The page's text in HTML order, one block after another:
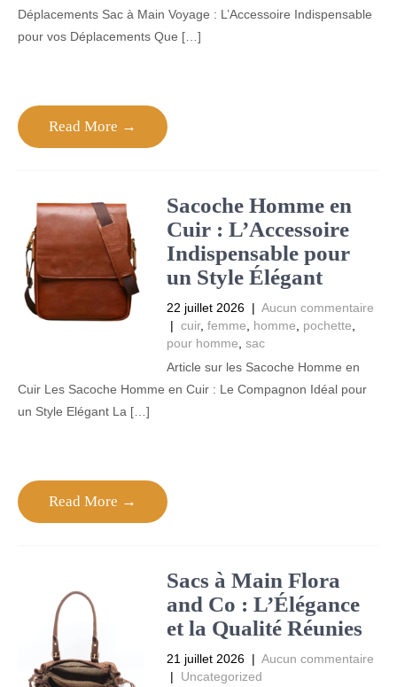
Déplacements Sac à Main Voyage : L’Accessoire Indispensable
pour vos Déplacements Que […]
Read More →
Sacoche Homme en
Cuir : L’Accessoire
Indispensable pour
un Style Élégant
22 juillet 2026 | Aucun commentaire
| cuir, femme homme pochette
pour homme sac
Article sur les Sacoche Homme en
Cuir Les Sacoche Homme en Cuir : Le Compagnon Idéal pour
un Style Elégant La […]
Read More →
Sacs à Main Flora
and Co : L’Élégance
et la Qualité Réunies
21 juillet 2026 | Aucun commentaire
| Uncategorized